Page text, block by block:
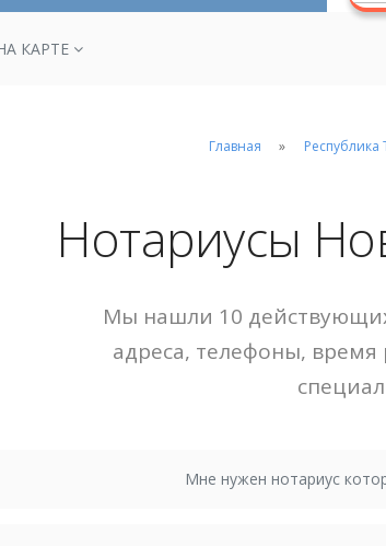
КАРТЕ
Главная Республика
Нотариусы
Мы нашли 10
адреса, телефоны,
Мне нужен нотариус